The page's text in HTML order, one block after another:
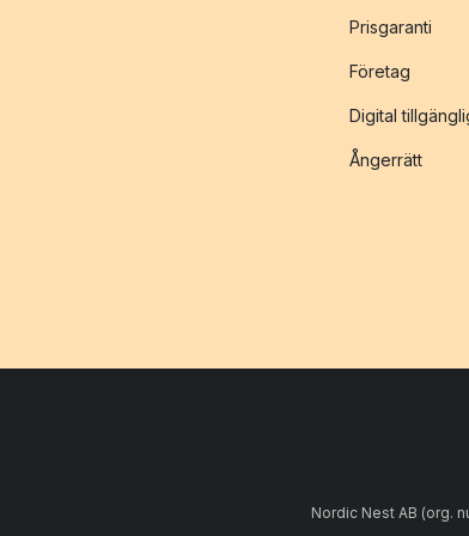
Prisgaranti
Företag
Digital
Ångerrätt
Nordic Nest AB (org.